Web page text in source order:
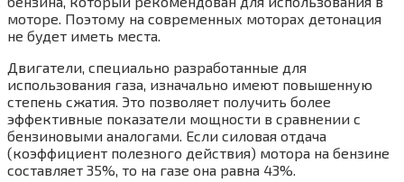
моторе. Поэтому на современных моторах детонация
не будет иметь места.
Двигатели, специально разработанные для
использования газа, изначально имеют повышенную
степень сжатия. Это позволяет получить более
эффективные показатели мощности в сравнении с
бензиновыми аналогами. Если силовая отдача
(коэффициент полезного действия) мотора на бензине
составляет 35%, то на газе она равна 43%.